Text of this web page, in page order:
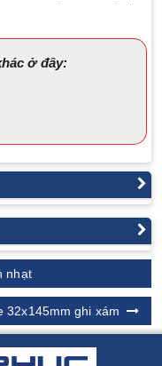
ở đây:
nhạt
32x145mm ghi xám